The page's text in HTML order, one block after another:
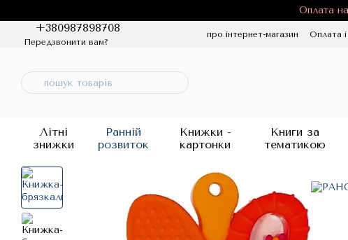
Оплата
+380987898708
Передзвонити вам?
про інтернет-магазин Оплата
Літні
знижки
Ранній
розвиток
Книжки -
картонки
Книги за
тематикою